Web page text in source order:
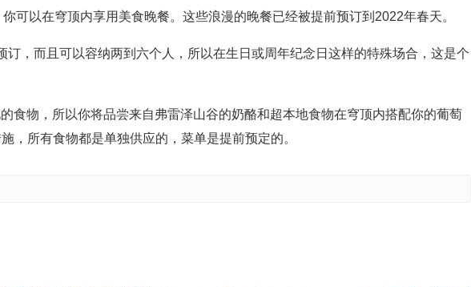
可以在穹顶内享用美食晚餐。这些浪漫的晚餐已经被提前预订到2022年春天。
订，而且可以容纳两到六个人，所以在生日或周年纪念日这样的特殊场合，这是个
食物，所以你将品尝来自弗雷泽山谷的奶酪和超本地食物在穹顶内搭配你的葡萄
，所有食物都是单独供应的，菜单是提前预定的。